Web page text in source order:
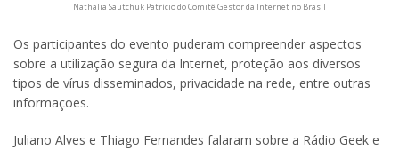
Nathalia Sautchuk Patrício do Comitê Gestor da Internet no Brasil
Os participantes do evento puderam compreender aspectos
sobre a utilização segura da Internet, proteção aos diversos
tipos de vírus disseminados, privacidade na rede, entre outras
informações.
Juliano Alves e Thiago Fernandes falaram sobre a Rádio Geek e